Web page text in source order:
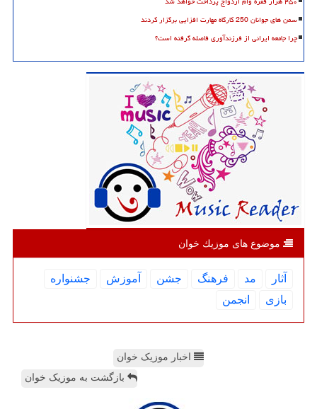
سمن های جوانان 250 کارگاه مهارت افزایی برگزار کردند
چرا جامعه ایرانی از فرزندآوری فاصله گرفته است؟
موضوع های موزیك خوان
آثار مد فرهنگ جشن آموزش
جشنواره
بازی
انجمن
اخبار موزیک خوان
بازگشت به موزیک خوان